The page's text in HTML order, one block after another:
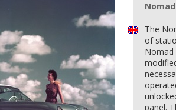
The
of
Nomad
panel.